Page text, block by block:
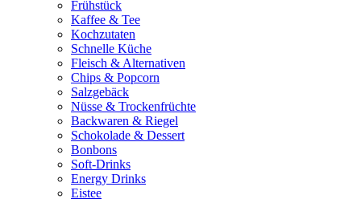
Frühstück
Kaffee & Tee
Kochzutaten
Schnelle Küche
Fleisch & Alternativen
Chips & Popcorn
Salzgebäck
Nüsse & Trockenfrüchte
Backwaren & Riegel
Schokolade & Dessert
Bonbons
Soft-Drinks
Energy Drinks
Eistee